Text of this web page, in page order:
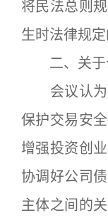
将民法总则
生时法律规定
二、关于
会议认为
保护交易安
增强投资创
协调好公司
主体之间的